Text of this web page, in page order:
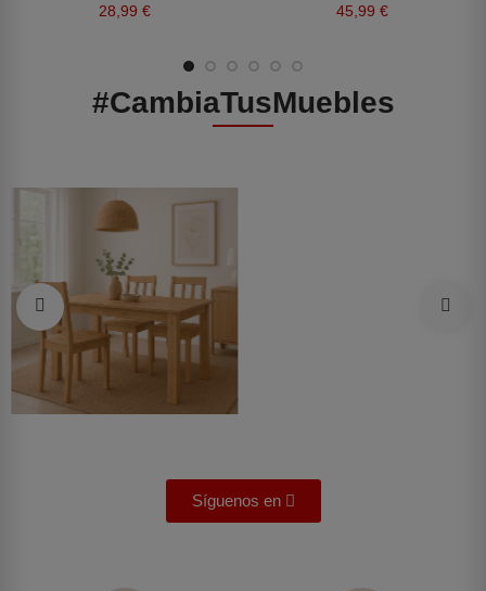
28,99 €
45,99 €
#CambiaTusMuebles
Síguenos en